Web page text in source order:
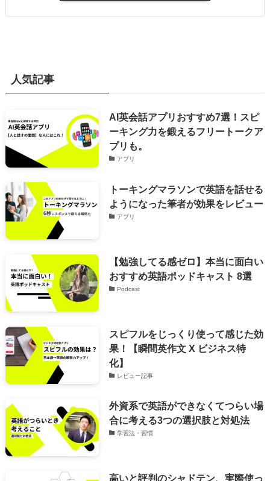
人気記事
AI英会話アプリおすすめ7選！スピ
ーキング力を鍛えるフリートークア
プリも。
アプリ
トーキングマラソンで英語を話せる
ようになった筆者が効果をレビュー
アプリ
【勉強してる感ゼロ】本当に面白い
おすすめ英語ポッドキャスト 8選
Podcast
スピフルをじっくり使って感じた効
果！【瞬間英作文 X ビジネス特
化】
レビュー記事
外資系で英語ができなくてつらい場
合に考える3つの選択肢と対処法
学習法・習慣
高いと評判のシャドテン、実際使っ